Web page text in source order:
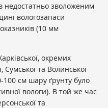
недостатньо зволоженим
вологозапаси
(10 мм
окремих
Сумської та Волинської
100 см шару ґрунту було
вологи). В той же час
та